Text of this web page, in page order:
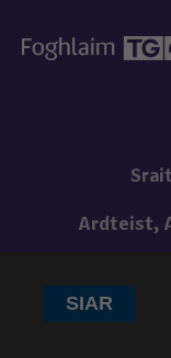
Ardteist,
SIAR